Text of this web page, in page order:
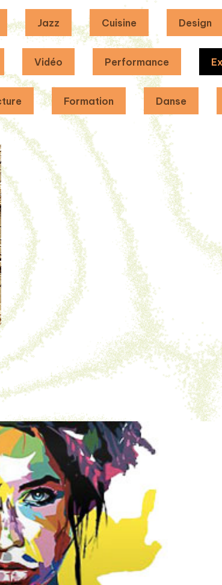
Jazz Cuisine Design
Vidéo Performance
Formation Danse